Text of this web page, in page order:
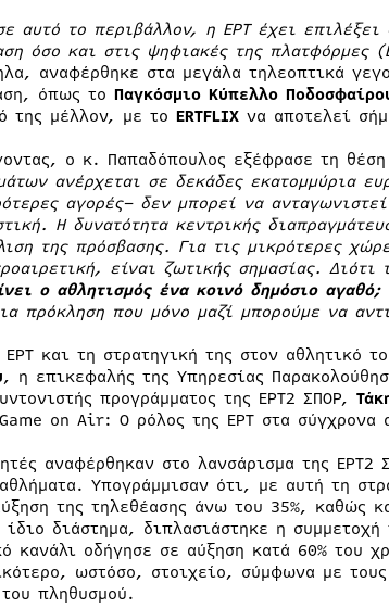
αυτό το περιβάλλον, η ΕΡΤ έχει
όσο και στις ψηφιακές της πλατφόρμες
αναφέρθηκε στα μεγάλα τηλεοπτικά
όπως το Παγκόσμιο Κύπελλο
της μέλλον, με το ERTFLIXνα αποτελεί
ο κ. Παπαδόπουλος εξέφρασε τη
ανέρχεται σε δεκάδες εκατομμύρια
αγορές– δεν μπορεί να
Η δυνατότητα κεντρικής
της πρόσβασης. Για τις μικρότερες
είναι ζωτικής σημασίας.
ο αθλητισμός ένα κοινό δημόσιο
πρόκληση που μόνο μαζί μπορούμε να
ΕΡΤ και τη στρατηγική της στον αθλητικό
, η επικεφαλής της Υπηρεσίας
προγράμματος της ΕΡΤ2 ΣΠΟΡ,
on Air: Ο ρόλος της ΕΡΤ στα σύγχρονα
αναφέρθηκαν στο λανσάρισμα της ΕΡΤ2
Υπογράμμισαν ότι, με αυτή τη
της τηλεθέασης άνω του 35%, καθώς
ίδιο διάστημα, διπλασιάστηκε η
κανάλι οδήγησε σε αύξηση κατά 60% του
ωστόσο, στοιχείο, σύμφωνα με
πληθυσμού.